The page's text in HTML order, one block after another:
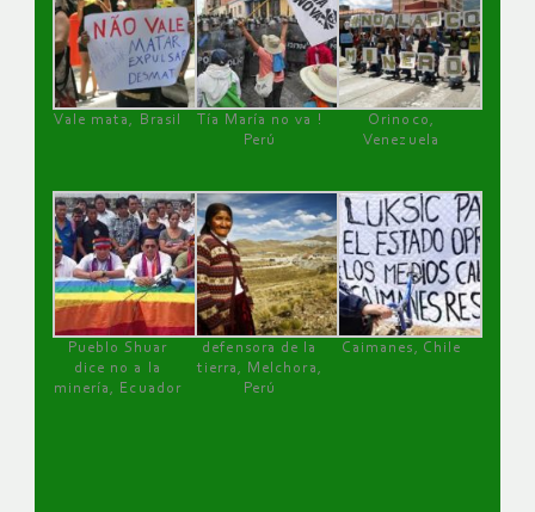
Vale mata, Brasil
Tía María no va !
Perú
Orinoco,
Venezuela
Pueblo Shuar
dice no a la
minería, Ecuador
defensora de la
tierra, Melchora,
Perú
Caimanes, Chile